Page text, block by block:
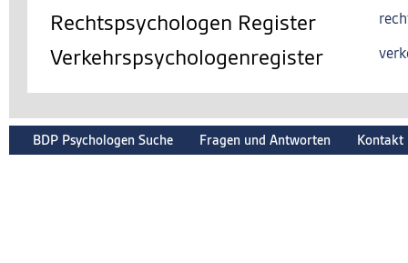
Rechtspsychologen Register
Verkehrspsychologenregister
BDP Psychologen Suche Fragen und Antworten Kontakt